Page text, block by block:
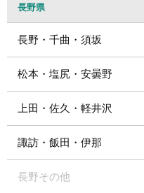
長野県
長野・千曲・須坂
松本・塩尻・安曇野
上田・佐久・軽井沢
諏訪・飯田・伊那
長野その他